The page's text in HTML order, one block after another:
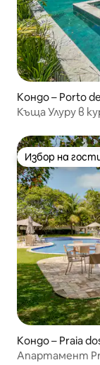
Кондо – Porto
Къща Улуру в
Избор на
Избор на
Кондо – Praia
Апартамент